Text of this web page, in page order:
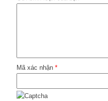
Mã xác nhận *